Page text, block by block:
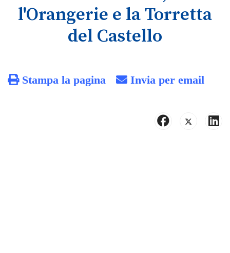
l'Orangerie e la Torretta
del Castello
Stampa la pagina Invia per email